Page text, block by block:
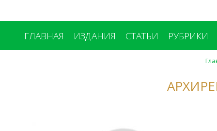
ГЛАВНАЯ ИЗДАНИЯ СТАТЬИ РУБРИКИ